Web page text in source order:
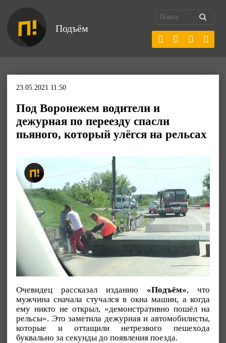
Подъём
23.05.2021 11:50
Под Воронежем водители и
дежурная по переезду спасли
пьяного, который улёгся на рельсах
Очевидец рассказал изданию «Подъём», что
мужчина сначала стучался в окна машин, а когда
ему никто не открыл, «демонстративно пошёл на
рельсы». Это заметила дежурная и автомобилисты,
которые и оттащили нетрезвого пешехода
буквально за секунды до появления поезда.